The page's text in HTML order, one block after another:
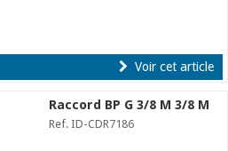
Voir cet article
Raccord BP G 3/8 M 3/8 M
Ref. ID-CDR7186